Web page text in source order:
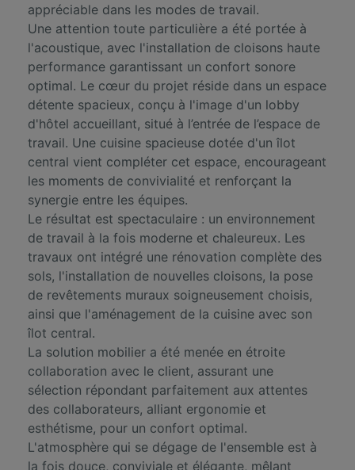
appréciable dans les modes de travail.
Une attention toute particulière a été portée à
l'acoustique, avec l'installation de cloisons haute
performance garantissant un confort sonore
optimal. Le cœur du projet réside dans un espace
détente spacieux, conçu à l'image d'un lobby
d'hôtel accueillant, situé à l’entrée de l’espace de
travail. Une cuisine spacieuse dotée d'un îlot
central vient compléter cet espace, encourageant
les moments de convivialité et renforçant la
synergie entre les équipes.
Le résultat est spectaculaire : un environnement
de travail à la fois moderne et chaleureux. Les
travaux ont intégré une rénovation complète des
sols, l'installation de nouvelles cloisons, la pose
de revêtements muraux soigneusement choisis,
ainsi que l'aménagement de la cuisine avec son
îlot central.
La solution mobilier a été menée en étroite
collaboration avec le client, assurant une
sélection répondant parfaitement aux attentes
des collaborateurs, alliant ergonomie et
esthétisme, pour un confort optimal.
L'atmosphère qui se dégage de l'ensemble est à
la fois douce, conviviale et élégante, mêlant